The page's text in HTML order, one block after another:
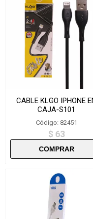
CABLE KLGO IPHONE
CAJA-S101
Código: 82451
$ 63